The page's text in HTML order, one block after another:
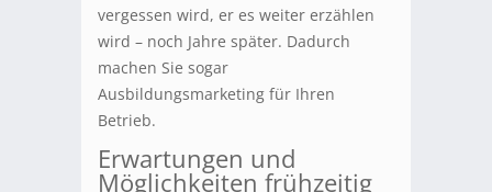
vergessen wird, er es weiter erzählen
wird – noch Jahre später. Dadurch
machen Sie sogar
Ausbildungsmarketing für Ihren
Betrieb.
Erwartungen und
Möglichkeiten frühzeitig